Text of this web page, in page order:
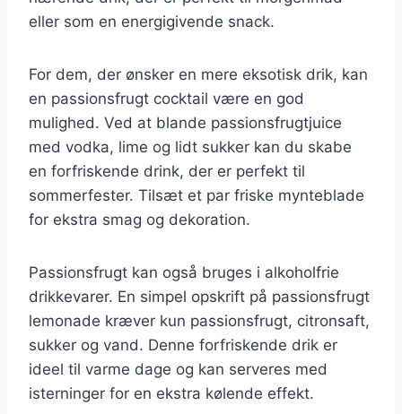
eller som en energigivende snack.
For dem, der ønsker en mere eksotisk drik, kan
en passionsfrugt cocktail være en god
mulighed. Ved at blande passionsfrugtjuice
med vodka, lime og lidt sukker kan du skabe
en forfriskende drink, der er perfekt til
sommerfester. Tilsæt et par friske mynteblade
for ekstra smag og dekoration.
Passionsfrugt kan også bruges i alkoholfrie
drikkevarer. En simpel opskrift på passionsfrugt
lemonade kræver kun passionsfrugt, citronsaft,
sukker og vand. Denne forfriskende drik er
ideel til varme dage og kan serveres med
isterninger for en ekstra kølende effekt.